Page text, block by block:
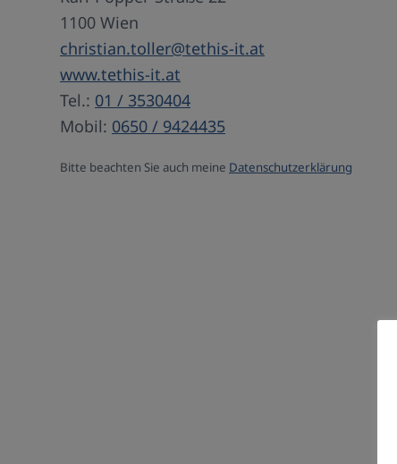
1100 Wien
christian.toller@tethis-it.at
www.tethis-it.at
Tel.: 01 / 3530404
Mobil: 0650 / 9424435
Bitte beachten Sie auch meine Datenschutzerklärung